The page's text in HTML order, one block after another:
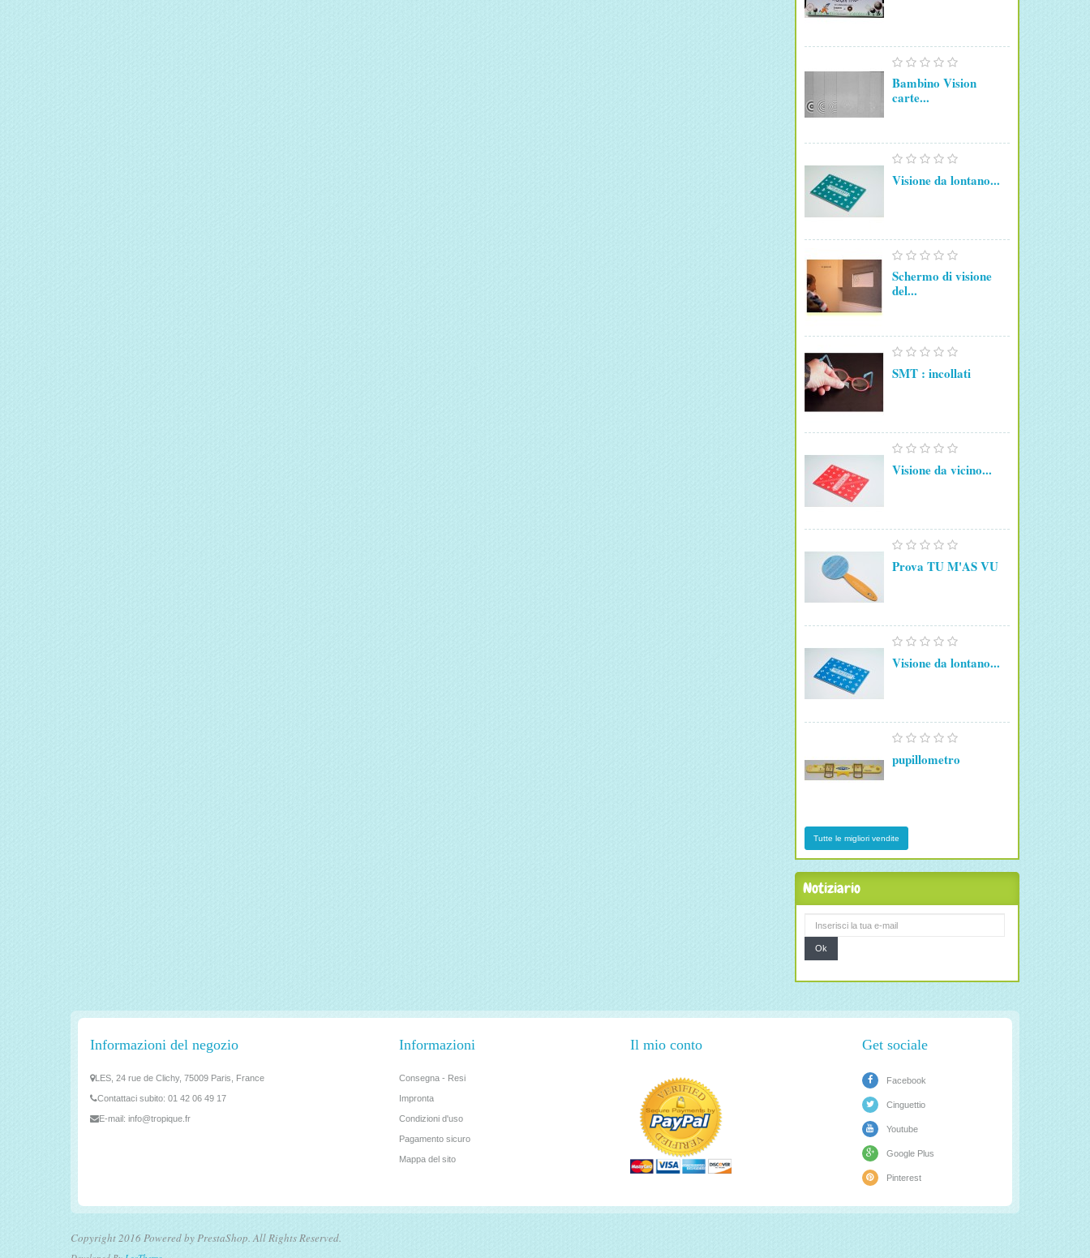
Bambino Vision
carte...
Visione da lontano...
Schermo di visione
del...
SMT : incollati
Visione da vicino...
Prova TU M'AS VU
Visione da lontano...
pupillometro
Tutte le migliori vendite
Notiziario
Ok
Informazioni del negozio
LES, 24 rue de Clichy, 75009 Paris, France
Contattaci subito: 01 42 06 49 17
E-mail: info@tropique.fr
Informazioni
Consegna - Resi
Impronta
Condizioni d'uso
Pagamento sicuro
Mappa del sito
Il mio conto Get sociale
Facebook
Cinguettio
Youtube
Google Plus
Pinterest
Copyright 2016 Powered by PrestaShop. All Rights Reserved.